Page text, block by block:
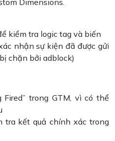
kiểm tra logic tag và biến
nhận sự kiện đã được gửi
chặn bởi adblock)
trong GTM, vì có thể
tra kết quả chính xác trong